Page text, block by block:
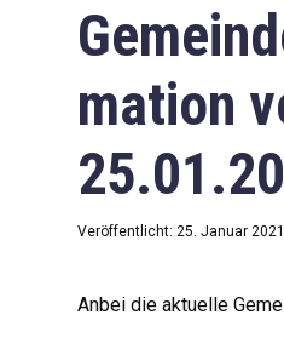
mation
Veröffentlicht: 25. Januar 2021
Anbei die aktuelle